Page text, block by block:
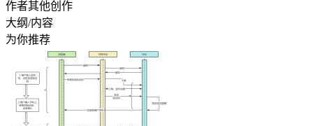
作者其他创作
大纲/内容
为你推荐